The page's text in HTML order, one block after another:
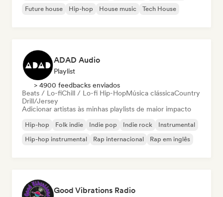
Future house
Hip-hop House music Tech House
ADAD Audio
Playlist
> 4900 feedbacks enviados
Beats / Lo-fiChill / Lo-fi Hip-HopMúsica clássicaCountry
Drill/Jersey
Adicionar artistas às minhas playlists de maior impacto
Hip-hop Folk indie Indie pop Indie rock
Instrumental
Hip-hop instrumental
Rap internacional Rap em inglês
Good Vibrations Radio